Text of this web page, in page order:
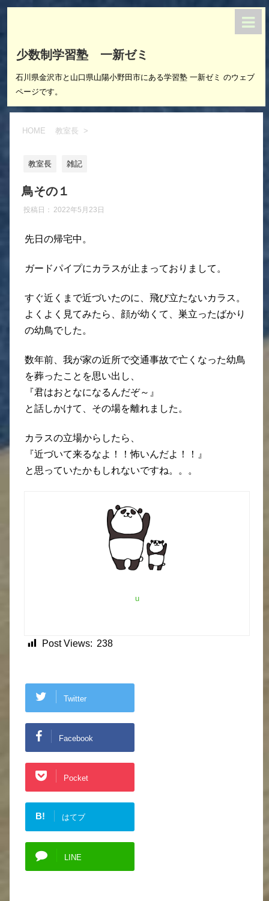
少数制学習塾 一新ゼミ
石川県金沢市と山口県山陽小野田市にある学習塾 一新ゼミ のウェブ
ページです。
HOME 教室長 >
教室長 雑記
鳥その１
投稿日： 2022年5月23日
先日の帰宅中。
ガードパイプにカラスが止まっておりまして。
すぐ近くまで近づいたのに、飛び立たないカラス。
よくよく見てみたら、顔が幼くて、巣立ったばかり
の幼鳥でした。
数年前、我が家の近所で交通事故で亡くなった幼鳥
を葬ったことを思い出し、
『君はおとなになるんだぞ～』
と話しかけて、その場を離れました。
カラスの立場からしたら、
『近づいて来るなよ！！怖いんだよ！！』
と思っていたかもしれないですね。。。
u
Post Views: 238
Twitter
Facebook
Pocket
B! はてブ
LINE